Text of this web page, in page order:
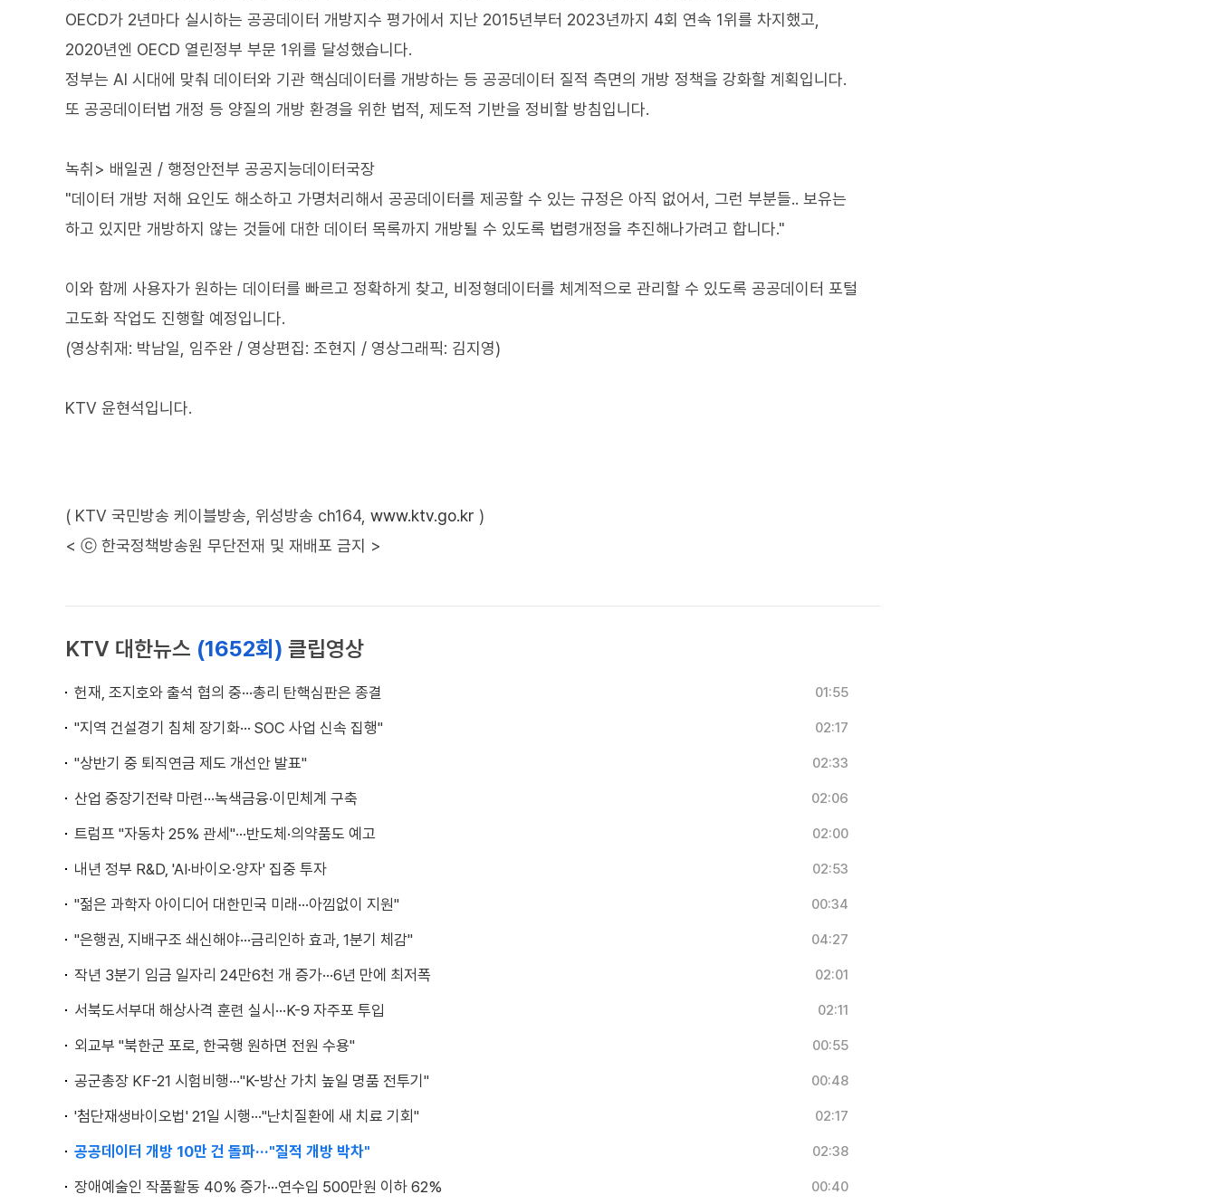
OECD가 2년마다 실시하는 공공데이터 개방지수 평가에서 지난 2015년부터 2023년까지 4회 연속 1위를 차지했고,
2020년엔 OECD 열린정부 부문 1위를 달성했습니다.
정부는 AI 시대에 맞춰 데이터와 기관 핵심데이터를 개방하는 등 공공데이터 질적 측면의 개방 정책을 강화할 계획입니다.
또 공공데이터법 개정 등 양질의 개방 환경을 위한 법적, 제도적 기반을 정비할 방침입니다.
녹취> 배일권 / 행정안전부 공공지능데이터국장
"데이터 개방 저해 요인도 해소하고 가명처리해서 공공데이터를 제공할 수 있는 규정은 아직 없어서, 그런 부분들.. 보유는
하고 있지만 개방하지 않는 것들에 대한 데이터 목록까지 개방될 수 있도록 법령개정을 추진해나가려고 합니다."
이와 함께 사용자가 원하는 데이터를 빠르고 정확하게 찾고, 비정형데이터를 체계적으로 관리할 수 있도록 공공데이터 포털
고도화 작업도 진행할 예정입니다.
(영상취재: 박남일, 임주완 / 영상편집: 조현지 / 영상그래픽: 김지영)
KTV 윤현석입니다.
( KTV 국민방송 케이블방송, 위성방송 ch164, www.ktv.go.kr )
< ⓒ 한국정책방송원 무단전재 및 재배포 금지 >
KTV 대한뉴스 (1652회) 클립영상
헌재, 조지호와 출석 협의 중···총리 탄핵심판은 종결 01:55
"지역 건설경기 침체 장기화··· SOC 사업 신속 집행" 02:17
"상반기 중 퇴직연금 제도 개선안 발표" 02:33
산업 중장기전략 마련···녹색금융·이민체계 구축 02:06
트럼프 "자동차 25% 관세"···반도체·의약품도 예고 02:00
내년 정부 R&D, 'AI·바이오·양자' 집중 투자 02:53
"젊은 과학자 아이디어 대한민국 미래···아낌없이 지원" 00:34
"은행권, 지배구조 쇄신해야···금리인하 효과, 1분기 체감" 04:27
작년 3분기 임금 일자리 24만6천 개 증가···6년 만에 최저폭 02:01
서북도서부대 해상사격 훈련 실시···K-9 자주포 투입 02:11
외교부 "북한군 포로, 한국행 원하면 전원 수용" 00:55
공군총장 KF-21 시험비행···"K-방산 가치 높일 명품 전투기" 00:48
'첨단재생바이오법' 21일 시행···"난치질환에 새 치료 기회" 02:17
공공데이터 개방 10만 건 돌파···"질적 개방 박차" 02:38
장애예술인 작품활동 40% 증가···연수입 500만원 이하 62% 00:40